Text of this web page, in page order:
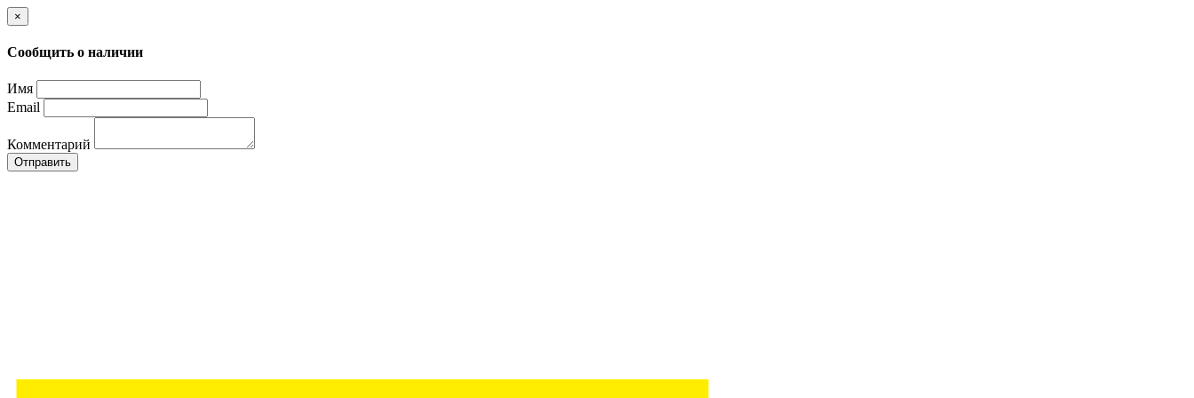
×
Сообщить о наличии
Имя
Email
Комментарий
Отправить